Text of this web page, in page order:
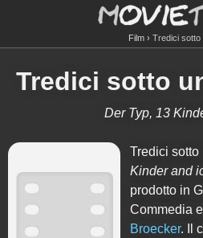
Film Tredici sotto
Tredici sotto
Der Typ, 13
Tredici
Kinder and
prodotto in
Commedia
Broecker. Il